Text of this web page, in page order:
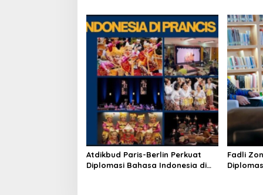
Atdikbud Paris-Berlin Perkuat
Diplomasi Bahasa Indonesia di
Fadli